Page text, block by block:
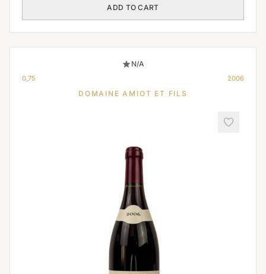
ADD TO CART
N/A
0,75 2006
DOMAINE AMIOT ET FILS